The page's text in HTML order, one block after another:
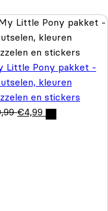
Little Pony pakket -
kleuren
en stickers
€4,99